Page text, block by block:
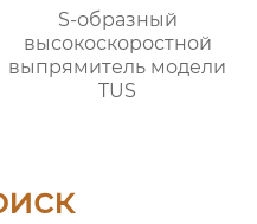
S-образный
высокоскоростной
выпрямитель модели
TUS